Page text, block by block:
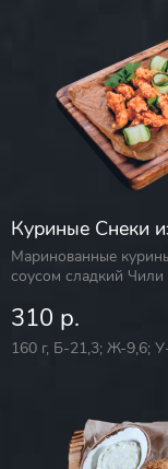
Куриные Снеки
Маринованные
соусом сладкий Чили
310 р.
160 г, Б-21,3; Ж-9,6;